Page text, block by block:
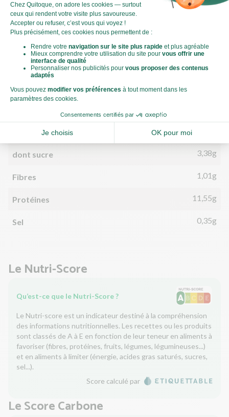
Par personne Pour 100g
Énergie (kCal)
Matières grasses
Glucides
dont sucre 3,38g
Fibres 1,01g
Protéines 11,55g
Sel 0,35g
Le Nutri-Score
Qu’est-ce que le Nutri-Score ?
Le Nutri-score est un indicateur destiné à la compréhension
des informations nutritionnelles. Les recettes ou les produits
sont classés de A à E en fonction de leur teneur en aliments à
favoriser (fibres, protéines, fruits, légumes, légumineuses...)
et en aliments à limiter (énergie, acides gras saturés, sucres,
sel...).
Score calculé par
Le Score Carbone